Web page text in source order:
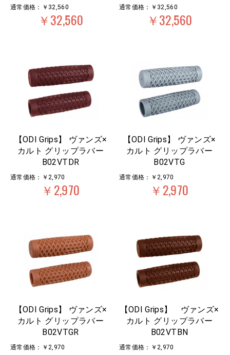
通常価格：￥32,560
￥32,560
通常価格：￥32,560
￥32,560
【ODI Grips】 ヴァンズ×
カルト グリップラバー
B02VTDR
通常価格：￥2,970
￥2,970
【ODI Grips】 ヴァンズ×
カルト グリップラバー
B02VTG
通常価格：￥2,970
￥2,970
【ODI Grips】 ヴァンズ×
カルト グリップラバー
B02VTGR
通常価格：￥2,970
【ODI Grips】 ヴァンズ×
カルト グリップラバー
B02VTBN
通常価格：￥2,970